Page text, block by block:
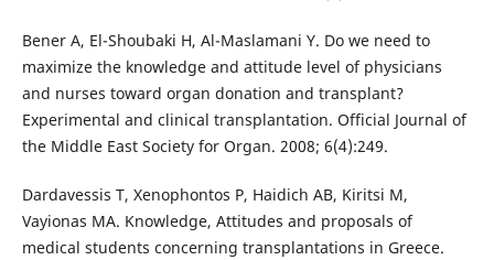
Bener A, El-Shoubaki H, Al-Maslamani Y. Do we need to
maximize the knowledge and attitude level of physicians
and nurses toward organ donation and transplant?
Experimental and clinical transplantation. Official Journal of
the Middle East Society for Organ. 2008; 6(4):249.
Dardavessis T, Xenophontos P, Haidich AB, Kiritsi M,
Vayionas MA. Knowledge, Attitudes and proposals of
medical students concerning transplantations in Greece.